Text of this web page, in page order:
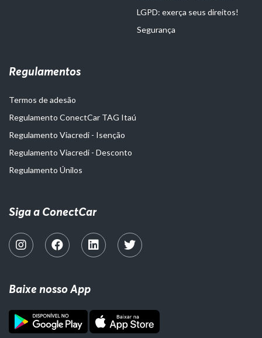
LGPD: exerça seus direitos!
Segurança
Regulamentos
Termos de adesão
Regulamento ConectCar TAG Itaú
Regulamento Viacredi - Isenção
Regulamento Viacredi - Desconto
Regulamento Únilos
Siga a ConectCar
Baixe nosso App